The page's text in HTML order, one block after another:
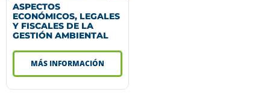
ASPECTOS
ECONÓMICOS, LEGALES
Y FISCALES DE LA
GESTIÓN AMBIENTAL
MÁS INFORMACIÓN